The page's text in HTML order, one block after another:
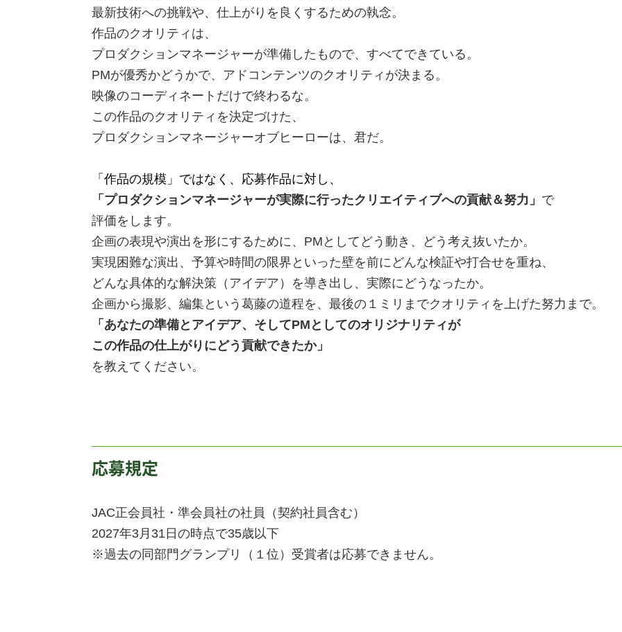
最新技術への挑戦や、仕上がりを良くするための執念。
作品のクオリティは、
プロダクションマネージャーが準備したもので、すべてできている。
PMが優秀かどうかで、アドコンテンツのクオリティが決まる。
映像のコーディネートだけで終わるな。
この作品のクオリティを決定づけた、
プロダクションマネージャーオブヒーローは、君だ。
「作品の規模」ではなく、応募作品に対し、
「プロダクションマネージャーが実際に行ったクリエイティブへの貢献＆努力」 で
評価をします。
企画の表現や演出を形にするために、PMとしてどう動き、どう考え抜いたか。
実現困難な演出、予算や時間の限界といった壁を前にどんな検証や打合せを重ね、
どんな具体的な解決策（アイデア）を導き出し、実際にどうなったか。
企画から撮影、編集という葛藤の道程を、最後の１ミリまでクオリティを上げた努力まで。
「あなたの準備とアイデア、そしてPMとしてのオリジナリティが
この作品の仕上がりにどう貢献できたか」
を教えてください。
応募規定
JAC正会員社・準会員社の社員（契約社員含む）
2027年3月31日の時点で35歳以下
※過去の同部門グランプリ（１位）受賞者は応募できません。